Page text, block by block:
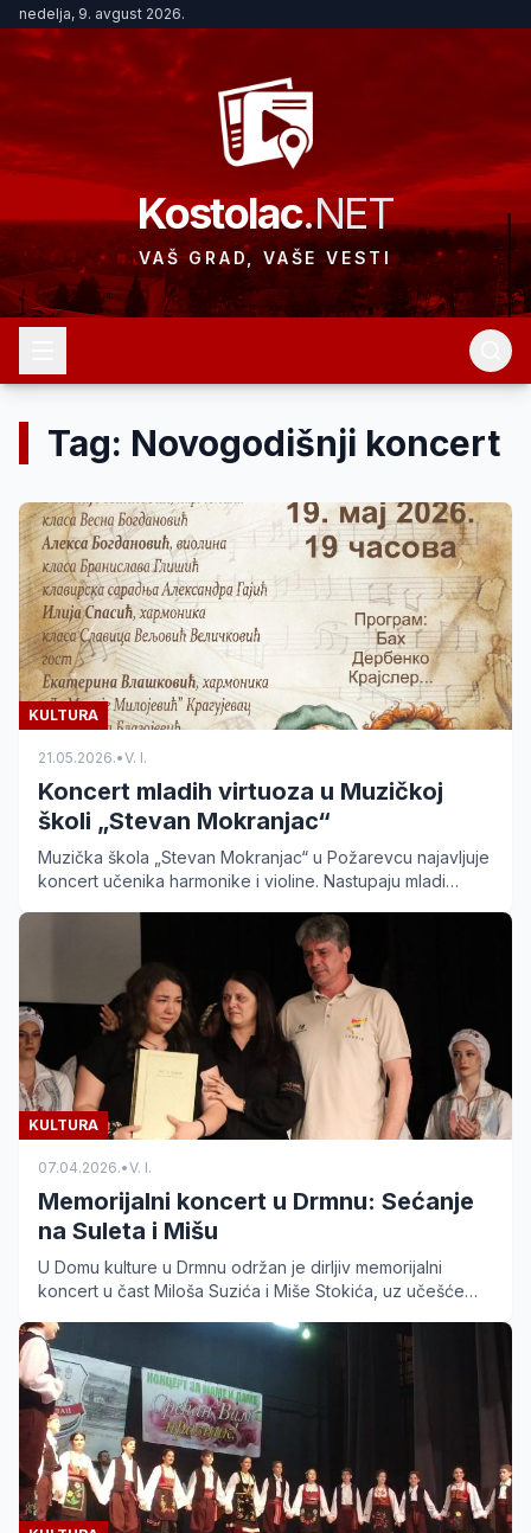
nedelja, 9. avgust 2026.
Kostolac.NET
VAŠ GRAD, VAŠE VESTI
Tag: Novogodišnji koncert
KULTURA
21.05.2026.•V. I.
Koncert mladih virtuoza u Muzičkoj
školi „Stevan Mokranjac“
Muzička škola „Stevan Mokranjac“ u Požarevcu najavljuje
koncert učenika harmonike i violine. Nastupaju mladi
KULTURA
07.04.2026.•V. I.
Memorijalni koncert u Drmnu: Sećanje
na Suleta i Mišu
U Domu kulture u Drmnu održan je dirljiv memorijalni
koncert u čast Miloša Suzića i Miše Stokića, uz učešće